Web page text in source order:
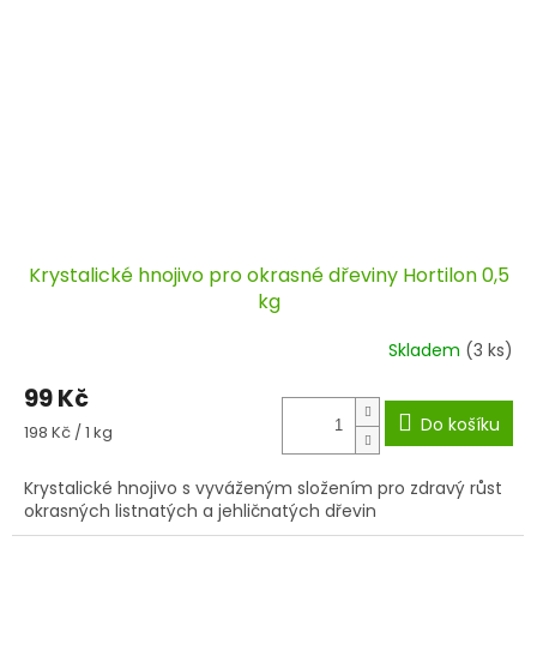
Krystalické hnojivo pro okrasné dřeviny Hortilon 0,5
kg
Skladem (3 ks)
99 Kč
Měrná
198 Kč / 1 kg Do košíku
Krystalické hnojivo s vyváženým složením pro zdravý růst
okrasných listnatých a jehličnatých dřevin